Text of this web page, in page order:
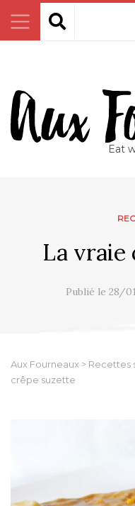
Eat
La vraie
Publié le 28/
Aux Fourneaux > Recettes
crêpe suzette